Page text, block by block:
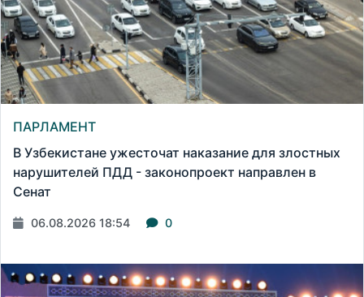
ПАРЛАМЕНТ
В Узбекистане ужесточат наказание для злостных
нарушителей ПДД - законопроект направлен в
Сенат
06.08.2026 18:54 0